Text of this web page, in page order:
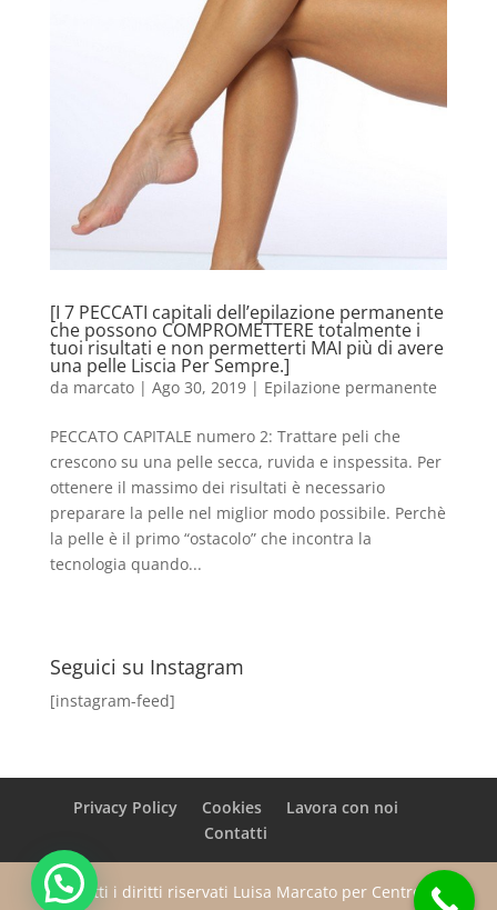
[I 7 PECCATI capitali dell’epilazione permanente
che possono COMPROMETTERE totalmente i
tuoi risultati e non permetterti MAI più di avere
una pelle Liscia Per Sempre.]
da marcato| Ago 30, 2019| Epilazione permanente
PECCATO CAPITALE numero 2: Trattare peli che
crescono su una pelle secca, ruvida e inspessita. Per
ottenere il massimo dei risultati è necessario
preparare la pelle nel miglior modo possibile. Perchè
la pelle è il primo “ostacolo” che incontra la
tecnologia quando...
Seguici su Instagram
[instagram-feed]
Privacy Policy Cookies
Lavora con noi
Contatti
Tutti i diritti riservati Luisa Marcato per Centro